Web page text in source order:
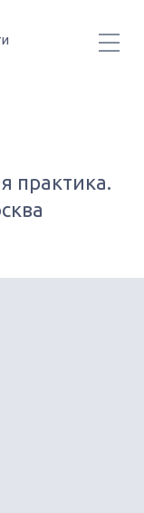
практика.